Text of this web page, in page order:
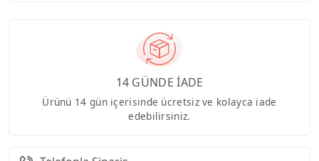
14 GÜNDE İADE
Ürünü 14 gün içerisinde ücretsiz ve kolayca iade
edebilirsiniz.